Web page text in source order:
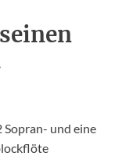
Sopran- und eine